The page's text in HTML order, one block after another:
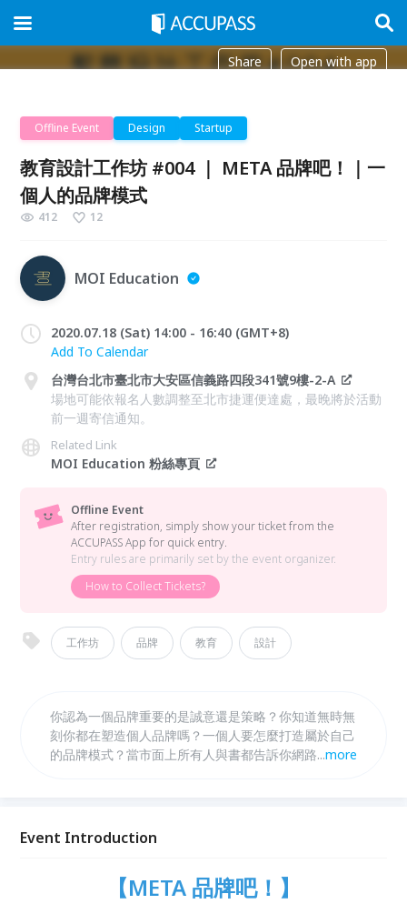
Share Open with app
Offline Event Design Startup
教育設計工作坊 #004 ｜ META 品牌吧！｜一
個人的品牌模式
412 12
MOI Education
2020.07.18 (Sat) 14:00 - 16:40 (GMT+8)
Add To Calendar
台灣台北市臺北市大安區信義路四段341號9樓-2-A
場地可能依報名人數調整至北市捷運便達處，最晚將於活動
前一週寄信通知。
Related Link
MOI Education 粉絲專頁
Offline Event
After registration, simply show your ticket from the
ACCUPASS App for quick entry.
Entry rules are primarily set by the event organizer.
How to Collect Tickets?
工作坊 品牌 教育 設計
你認為一個品牌重要的是誠意還是策略？你知道無時無
刻你都在塑造個人品牌嗎？一個人要怎麼打造屬於自己
的品牌模式？當市面上所有人與書都告訴你網路是打造
戲化、財之道、尷尬心理學的愛迪爾設計師 Paddy，
META 品牌吧！
...more
Event Introduction
【META 品牌吧！】